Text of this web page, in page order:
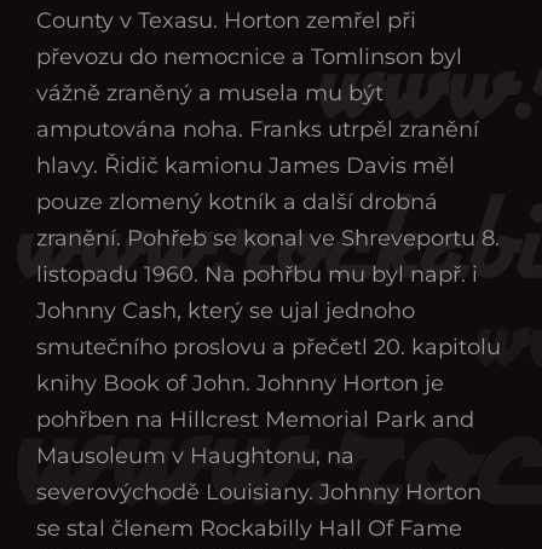
County v Texasu. Horton zemřel při
převozu do nemocnice a Tomlinson byl
vážně zraněný a musela mu být
amputována noha. Franks utrpěl zranění
hlavy. Řidič kamionu James Davis měl
pouze zlomený kotník a další drobná
zranění. Pohřeb se konal ve Shreveportu 8.
listopadu 1960. Na pohřbu mu byl např. i
Johnny Cash, který se ujal jednoho
smutečního proslovu a přečetl 20. kapitolu
knihy Book of John. Johnny Horton je
pohřben na Hillcrest Memorial Park and
Mausoleum v Haughtonu, na
severovýchodě Louisiany. Johnny Horton
se stal členem Rockabilly Hall Of Fame